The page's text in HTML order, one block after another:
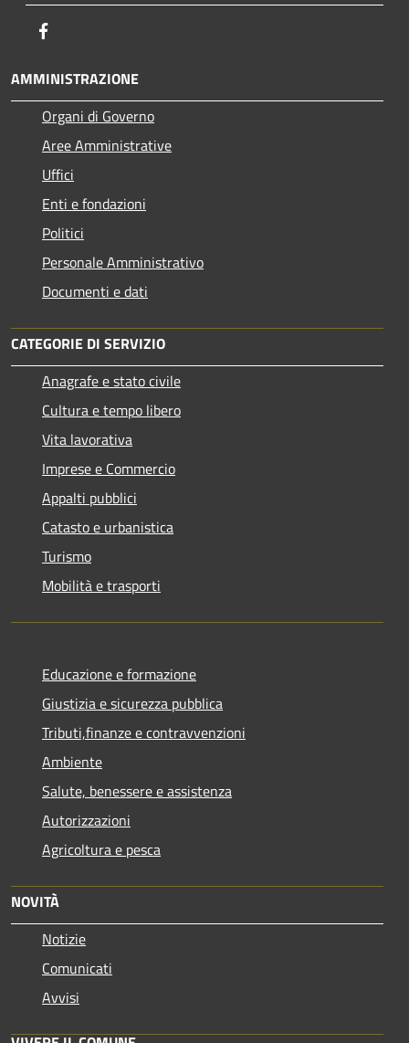
AMMINISTRAZIONE
Organi di Governo
Aree Amministrative
Uffici
Enti e fondazioni
Politici
Personale Amministrativo
Documenti e dati
CATEGORIE DI SERVIZIO
Anagrafe e stato civile
Cultura e tempo libero
Vita lavorativa
Imprese e Commercio
Appalti pubblici
Catasto e urbanistica
Turismo
Mobilità e trasporti
Educazione e formazione
Giustizia e sicurezza pubblica
Tributi,finanze e contravvenzioni
Ambiente
Salute, benessere e assistenza
Autorizzazioni
Agricoltura e pesca
NOVITÀ
Notizie
Comunicati
Avvisi